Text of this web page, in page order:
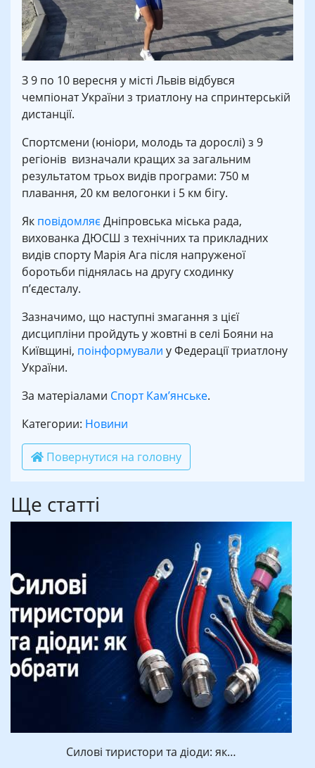
З 9 по 10 вересня у місті Львів відбувся
чемпіонат України з триатлону на спринтерській
дистанції.
Спортсмени (юніори, молодь та дорослі) з 9
регіонів визначали кращих за загальним
результатом трьох видів програми: 750 м
плавання, 20 км велогонки і 5 км бігу.
Як повідомляєДніпровська міська рада,
вихованка ДЮСШ з технічних та прикладних
видів спорту Марія Ага після напруженої
боротьби піднялась на другу сходинку
п’єдесталу.
Зазначимо, що наступні змагання з цієї
дисципліни пройдуть у жовтні в селі Бояни на
Київщині, поінформували у Федерації триатлону
України.
За матеріалами Спорт Кам’янське.
Категории: Новини
Повернутися на головну
Ще статті
Силові тиристори та діоди: як…